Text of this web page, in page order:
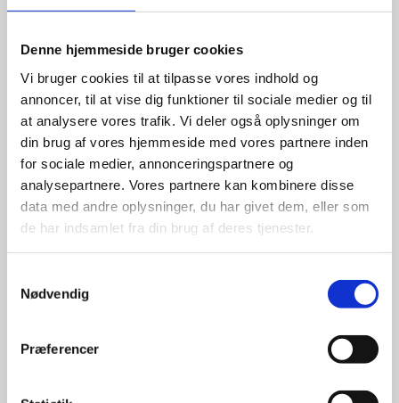
Denne hjemmeside bruger cookies
Vi bruger cookies til at tilpasse vores indhold og
annoncer, til at vise dig funktioner til sociale medier og til
at analysere vores trafik. Vi deler også oplysninger om
din brug af vores hjemmeside med vores partnere inden
for sociale medier, annonceringspartnere og
analysepartnere. Vores partnere kan kombinere disse
data med andre oplysninger, du har givet dem, eller som
de har indsamlet fra din brug af deres tjenester.
Nødvendig
Præferencer
Stærke
leverandører
giver større
udvalg
For at sikre høj kvalitet og stor
leveringssikkerhed samarbejder vi
med de største og mest
anerkendte leverandører inden for
promotion.